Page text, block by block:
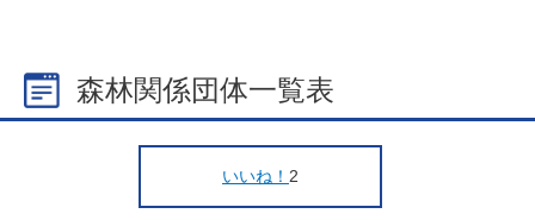
森林関係団体一覧表
いいね！ 2